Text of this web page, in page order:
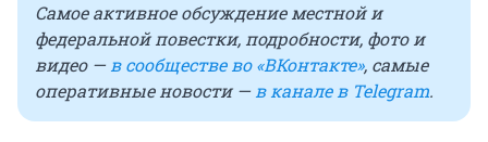
Самое активное обсуждение местной и
федеральной повестки, подробности, фото и
видео — в сообществе во «ВКонтакте», самые
оперативные новости — в канале в Telegram.